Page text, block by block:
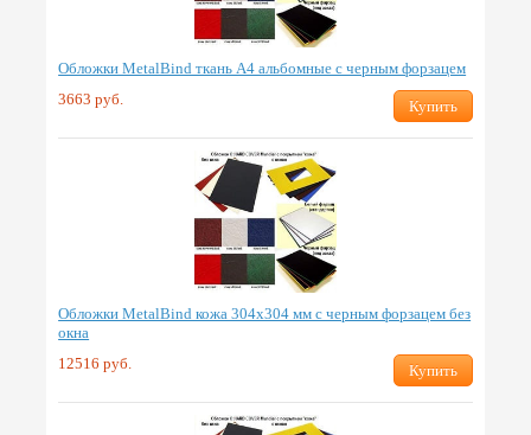
Обложки MetalBind ткань А4 альбомные с черным форзацем
3663 руб.
Купить
Обложки MetalBind кожа 304х304 мм с черным форзацем без
окна
12516 руб.
Купить